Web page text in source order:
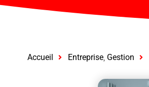
Accueil Entreprise, Gestion